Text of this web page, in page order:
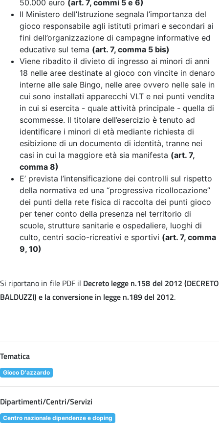
50.000 euro (art. 7, commi 5 e 6)
Il Ministero dell’Istruzione segnala l’importanza del
gioco responsabile agli istituti primari e secondari ai
fini dell’organizzazione di campagne informative ed
educative sul tema (art. 7, comma 5 bis)
Viene ribadito il divieto di ingresso ai minori di anni
18 nelle aree destinate al gioco con vincite in denaro
interne alle sale Bingo, nelle aree ovvero nelle sale in
cui sono installati apparecchi VLT e nei punti vendita
in cui si esercita - quale attività principale - quella di
scommesse. Il titolare dell’esercizio è tenuto ad
identificare i minori di età mediante richiesta di
esibizione di un documento di identità, tranne nei
casi in cui la maggiore età sia manifesta (art. 7,
comma 8)
E’ prevista l’intensificazione dei controlli sul rispetto
della normativa ed una “progressiva ricollocazione”
dei punti della rete fisica di raccolta dei punti gioco
per tener conto della presenza nel territorio di
scuole, strutture sanitarie e ospedaliere, luoghi di
culto, centri socio-ricreativi e sportivi (art. 7, comma
9, 10)
Si riportano in file PDF il Decreto legge n.158 del 2012 (DECRETO
BALDUZZI) e la conversione in legge n.189 del 2012.
Tematica
Gioco D'azzardo
Dipartimenti/Centri/Servizi
Centro nazionale dipendenze e doping